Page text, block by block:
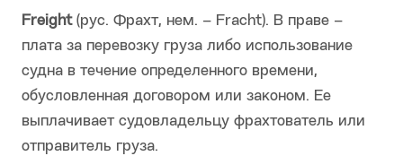
Freight(рус. Фрахт, нем. – Fracht). В праве –
плата за перевозку груза либо использование
судна в течение определенного времени,
обусловленная договором или законом. Ее
выплачивает судовладельцу фрахтователь или
отправитель груза.